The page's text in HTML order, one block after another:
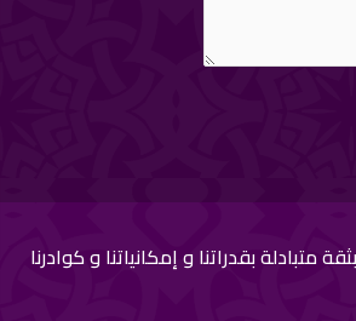
بقدراتنا و إمكانياتنا و كوادرنا